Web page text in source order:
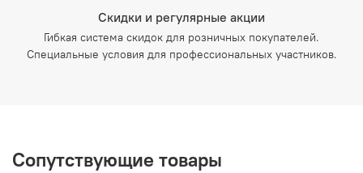
Скидки и регулярные акции
Гибкая система скидок для розничных покупателей.
Специальные условия для профессиональных участников.
Сопутствующие товары